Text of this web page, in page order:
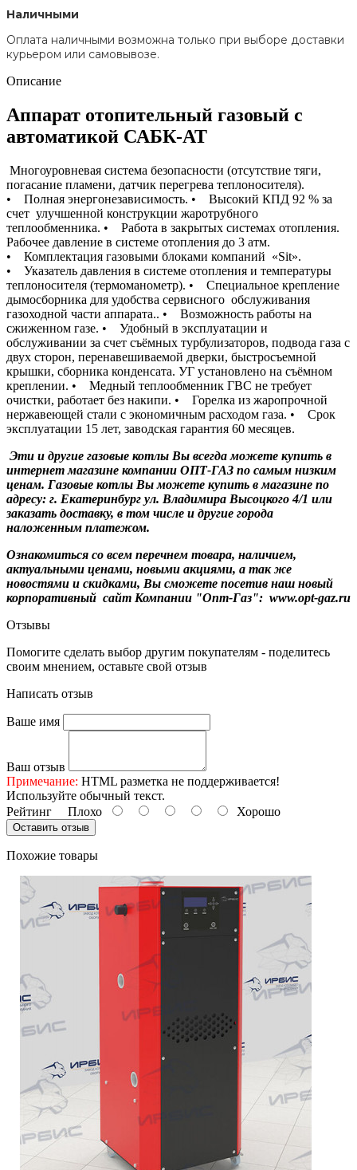
Наличными
Оплата наличными возможна только при выборе доставки
курьером или самовывозе.
Описание
Аппарат отопительный газовый с
автоматикой САБК-АТ
Многоуровневая система безопасности (отсутствие тяги,
погасание пламени, датчик перегрева теплоносителя).
• Полная энергонезависимость. • Высокий КПД 92 % за
счет улучшенной конструкции жаротрубного
теплообменника. • Работа в закрытых системах отопления.
Рабочее давление в системе отопления до 3 атм.
• Комплектация газовыми блоками компаний «Sit».
• Указатель давления в системе отопления и температуры
теплоносителя (термоманометр). • Специальное крепление
дымосборника для удобства сервисного обслуживания
газоходной части аппарата.. • Возможность работы на
сжиженном газе. • Удобный в эксплуатации и
обслуживании за счет съёмных турбулизаторов, подвода газа с
двух сторон, перенавешиваемой дверки, быстросъемной
крышки, сборника конденсата. УГ установлено на съёмном
креплении. • Медный теплообменник ГВС не требует
очистки, работает без накипи. • Горелка из жаропрочной
нержавеющей стали с экономичным расходом газа. • Срок
эксплуатации 15 лет, заводская гарантия 60 месяцев.
Эти и другие газовые котлы Вы всегда можете купить в
интернет магазине компании ОПТ-ГАЗ по самым низким
ценам. Газовые котлы Вы можете купить в магазине по
адресу: г. Екатеринбург ул. Владимира Высоцкого 4/1 или
заказать доставку, в том числе и другие города
наложенным платежом.
Ознакомиться со всем перечнем товара, наличием,
актуальными ценами, новыми акциями, а так же
новостями и скидками, Вы сможете посетив наш новый
корпоративный сайт Компании "Опт-Газ": www.opt-gaz.ru
Отзывы
Помогите сделать выбор другим покупателям - поделитесь
своим мнением, оставьте свой отзыв
Написать отзыв
Ваше имя
Ваш отзыв
Примечание: HTML разметка не поддерживается!
Используйте обычный текст.
Рейтинг Плохо Хорошо
Оставить отзыв
Похожие товары